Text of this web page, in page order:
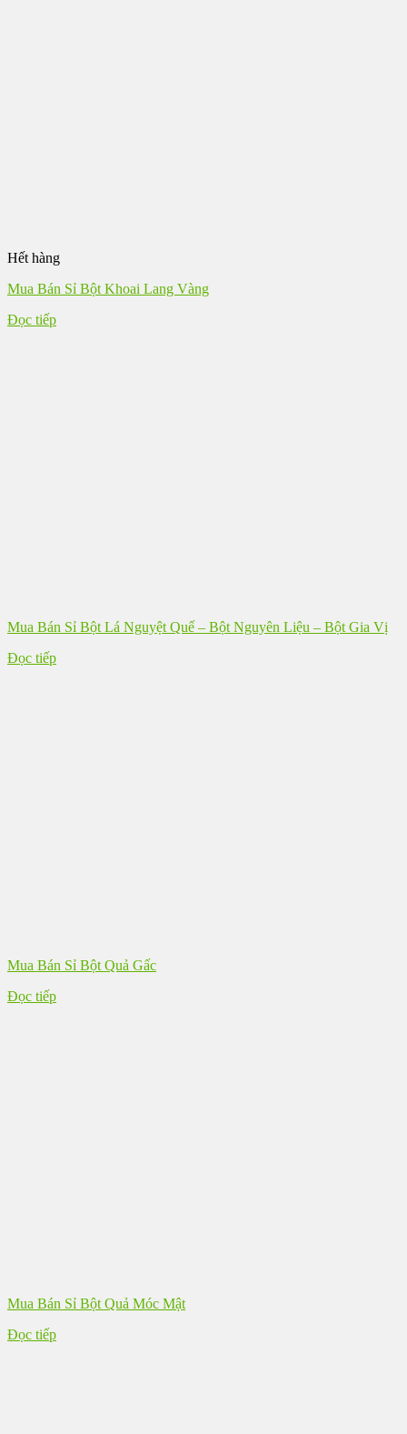
Hết hàng
Mua Bán Sỉ Bột Khoai Lang Vàng
Đọc tiếp
Mua Bán Sỉ Bột Lá Nguyệt Quế – Bột Nguyên Liệu – Bột Gia Vị
Đọc tiếp
Mua Bán Sỉ Bột Quả Gấc
Đọc tiếp
Mua Bán Sỉ Bột Quả Móc Mật
Đọc tiếp